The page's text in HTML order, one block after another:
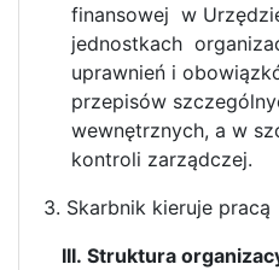
finansowej w
jednostkach
uprawnień i
przepisów
wewnętrznych, a w
kontroli zarządczej.
3. Skarbnik kieruje
III. Struktura